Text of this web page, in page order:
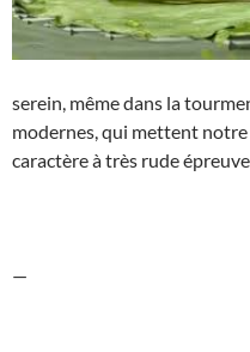
serein, même dans la
modernes, qui mettent
caractère à très rude épreuve.
—